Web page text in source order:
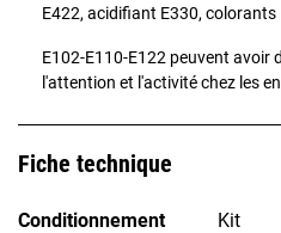
E422, acidifiant E330, colorants
E102-E110-E122 peuvent avoir
l'attention et l'activité chez les
Fiche technique
Conditionnement
Kit